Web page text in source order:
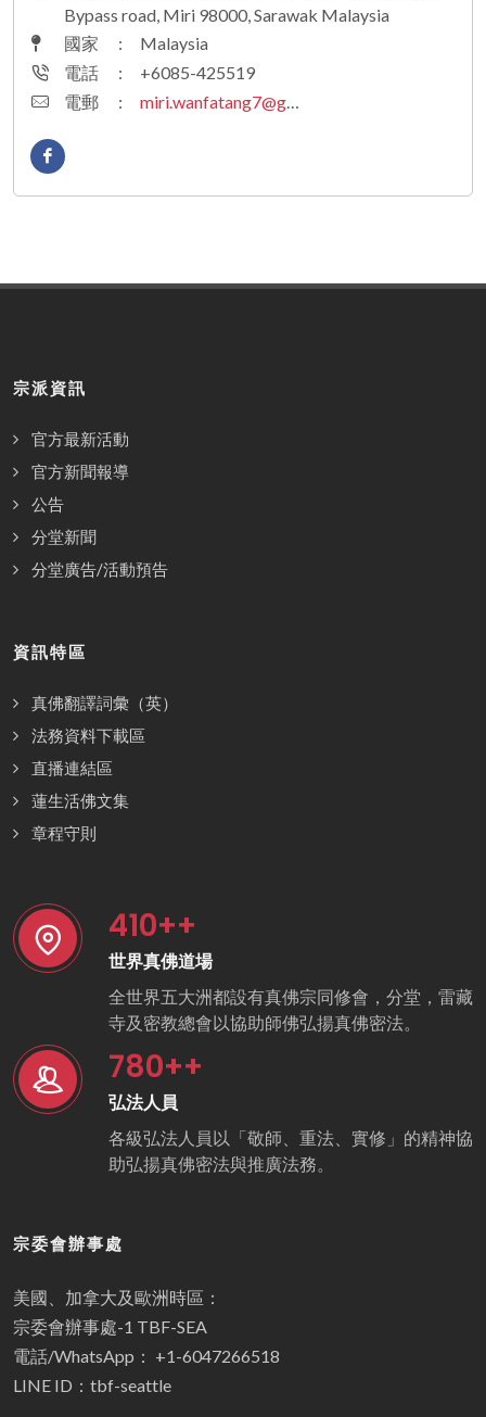
Bypass road, Miri 98000, Sarawak Malaysia
國家
:
Malaysia
電話
:
+6085-425519
電郵
: miri.wanfatang7@gmail.com
宗派資訊
官方最新活動
官方新聞報導
公告
分堂新聞
分堂廣告/活動預告
資訊特區
真佛翻譯詞彙（英）
法務資料下載區
直播連結區
蓮生活佛文集
章程守則
410++
世界真佛道場
全世界五大洲都設有真佛宗同修會，分堂，雷藏
寺及密教總會以協助師佛弘揚真佛密法。
780++
弘法人員
各級弘法人員以「敬師、重法、實修」的精神協
助弘揚真佛密法與推廣法務。
宗委會辦事處
美國、加拿大及歐洲時區：
宗委會辦事處-1 TBF-SEA
電話/WhatsApp： +1-6047266518
LINE ID：tbf-seattle